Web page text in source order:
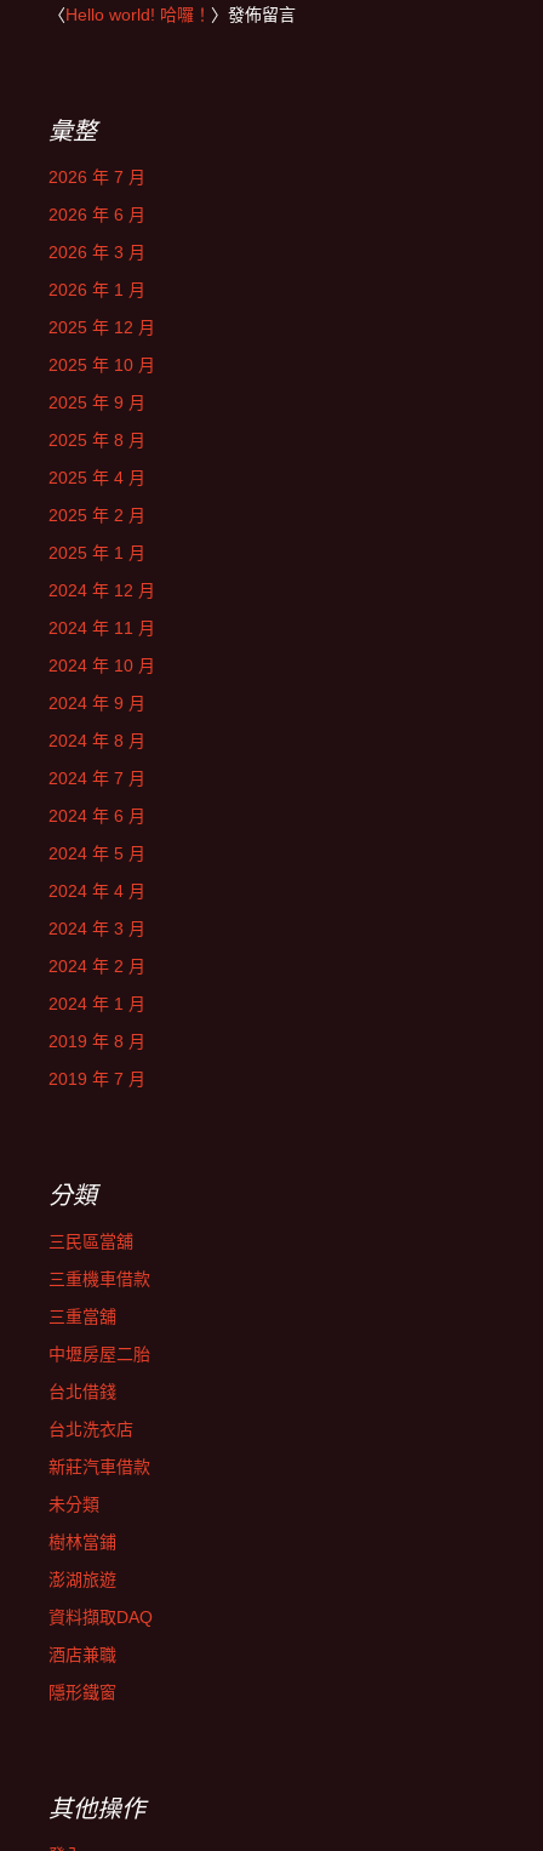
〈Hello world! 哈囉！ 〉發佈留言
彙整
2026 年 7 月
2026 年 6 月
2026 年 3 月
2026 年 1 月
2025 年 12 月
2025 年 10 月
2025 年 9 月
2025 年 8 月
2025 年 4 月
2025 年 2 月
2025 年 1 月
2024 年 12 月
2024 年 11 月
2024 年 10 月
2024 年 9 月
2024 年 8 月
2024 年 7 月
2024 年 6 月
2024 年 5 月
2024 年 4 月
2024 年 3 月
2024 年 2 月
2024 年 1 月
2019 年 8 月
2019 年 7 月
分類
三民區當舖
三重機車借款
三重當舖
中壢房屋二胎
台北借錢
台北洗衣店
新莊汽車借款
未分類
樹林當鋪
澎湖旅遊
資料擷取DAQ
酒店兼職
隱形鐵窗
其他操作